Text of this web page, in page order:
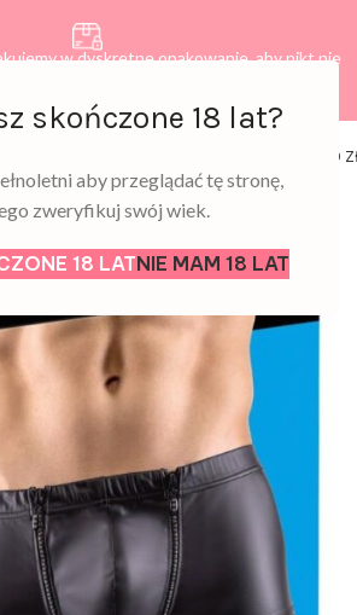
skończone 18 lat?
aby przeglądać tę stronę,
zweryfikuj swój wiek.
18 LATNIE MAM 18 LAT
w dyskretne opakowanie, aby nikt nie
0,00